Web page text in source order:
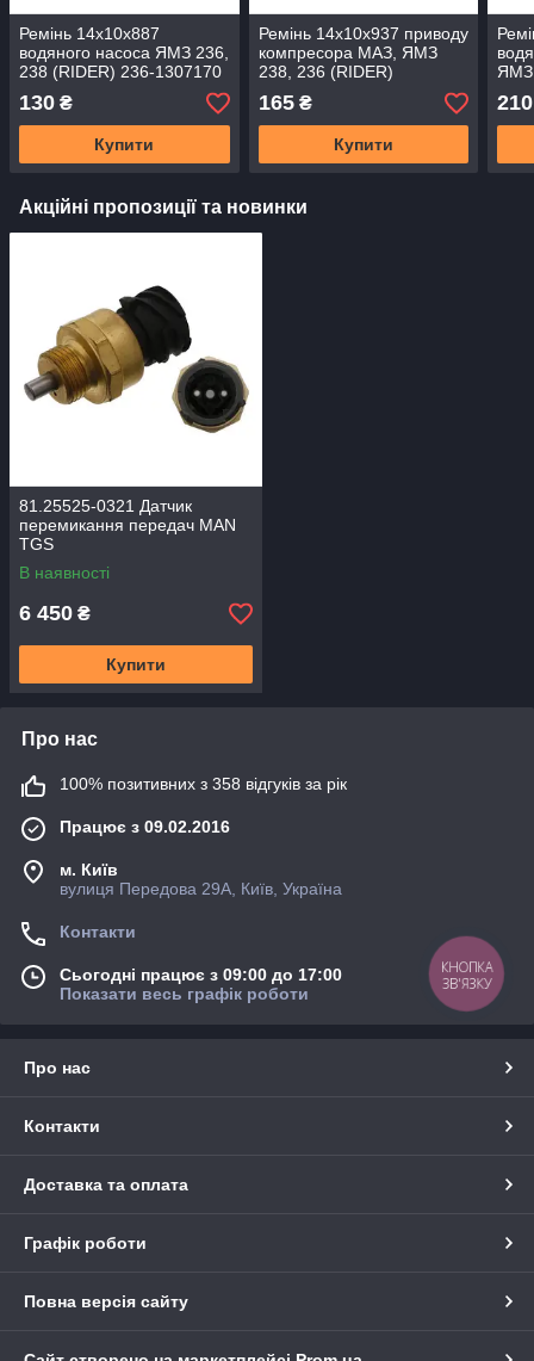
Ремінь 14х10х887
водяного насоса ЯМЗ 236,
238 (RIDER) 236-1307170
130 ₴
Купити
Ремінь 14х10х937 приводу
компресора МАЗ, ЯМЗ
238, 236 (RIDER)
165₴
Купити
ЯМЗ
210
Акційні пропозиції та новинки
81.25525-0321 Датчик
перемикання передач MAN
TGS
В наявності
6 450 ₴
Купити
Про нас
100% позитивних з 358 відгуків за рік
Працює з 09.02.2016
м. Київ
вулиця Передова 29А, Київ, Україна
Контакти
Сьогодні працює з 09:00 до 17:00
Показати весь графік роботи
Про нас
Контакти
Доставка та оплата
Графік роботи
Повна версія сайту
КНОПКА
ЗВ'ЯЗКУ